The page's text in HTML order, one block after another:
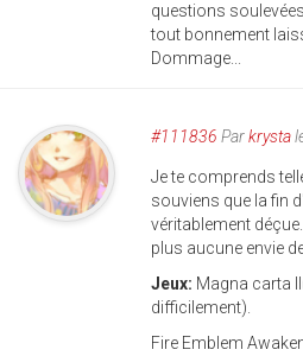
questions
tout bonnement
Dommage...
#111836 Parkrysta
Je te comprends
souviens que la fin
véritablement
plus aucune envie
Jeux: Magna carta
difficilement).
Fire Emblem